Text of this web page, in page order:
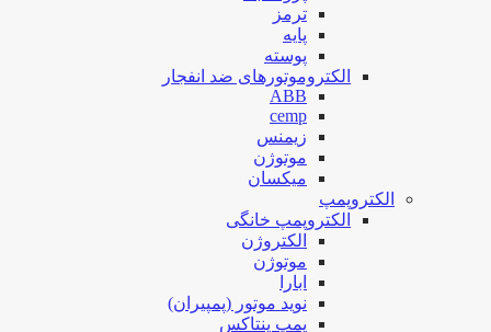
ترمز
پایه
پوسته
الکتروموتورهای ضد انفجار
ABB
cemp
زیمنس
موتوژن
میکسان
الکتروپمپ
الکتروپمپ خانگی
الکتروژن
موتوژن
ابارا
نوید موتور (پمپیران)
پمپ پنتاکس